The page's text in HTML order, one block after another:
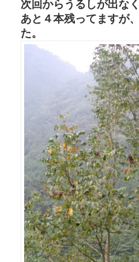
次回からうるしが出な
あと４本残ってますが
た。